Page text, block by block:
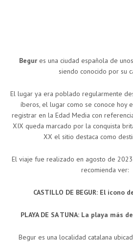
Begur es una ciudad española de unos
siendo conocido por su
El lugar ya era poblado regularmente
íberos, el lugar como se conoce hoy
registrar en la Edad Media con
XIX queda marcado por la conquista
XX el sitio destaca como
El viaje fue realizado en agosto de
recomienda ver:
CASTILLO DE BEGUR: El icono
PLAYA DE SA TUNA: La playa más
Begur es una localidad catalana